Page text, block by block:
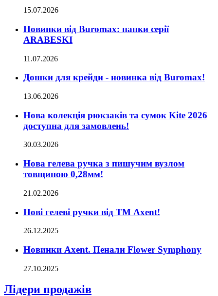
15.07.2026
Новинки від Buromax: папки серії
ARABESKI
11.07.2026
Дошки для крейди - новинка від Buromax!
13.06.2026
Нова колекція рюкзаків та сумок Kite 2026
доступна для замовлень!
30.03.2026
Нова гелева ручка з пишучим вузлом
товщиною 0,28мм!
21.02.2026
Нові гелеві ручки від ТМ Axent!
26.12.2025
Новинки Axent. Пенали Flower Symphony
27.10.2025
Лідери продажів